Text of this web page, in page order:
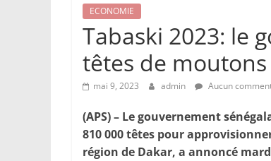
ECONOMIE
Tabaski 2023: le
têtes de moutons
mai 9, 2023 admin Aucun
(APS) – Le gouvernement
810 000 têtes pour
région de Dakar, a annoncé